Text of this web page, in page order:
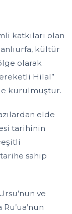
katkıları olan
kültür
olarak
Hilal”
kurulmuştur.
elde
tarihinin
sahip
ve